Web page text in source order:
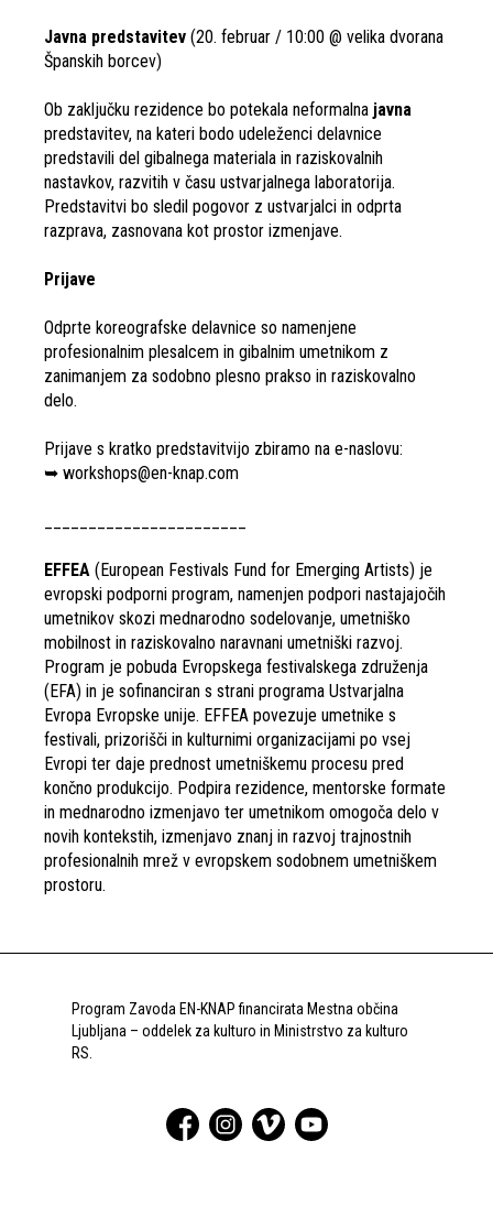
Javna predstavitev (20. februar / 10:00 @ velika dvorana
Španskih borcev)
Ob zaključku rezidence bo potekala neformalna javna
predstavitev, na kateri bodo udeleženci delavnice
predstavili del gibalnega materiala in raziskovalnih
nastavkov, razvitih v času ustvarjalnega laboratorija.
Predstavitvi bo sledil pogovor z ustvarjalci in odprta
razprava, zasnovana kot prostor izmenjave.
Prijave
Odprte koreografske delavnice so namenjene
profesionalnim plesalcem in gibalnim umetnikom z
zanimanjem za sodobno plesno prakso in raziskovalno
delo.
Prijave s kratko predstavitvijo zbiramo na e-naslovu:
➥ workshops@en-knap.com
EFFEA (European Festivals Fund for Emerging Artists) je
evropski podporni program, namenjen podpori nastajajočih
umetnikov skozi mednarodno sodelovanje, umetniško
mobilnost in raziskovalno naravnani umetniški razvoj.
Program je pobuda Evropskega festivalskega združenja
(EFA) in je sofinanciran s strani programa Ustvarjalna
Evropa Evropske unije. EFFEA povezuje umetnike s
festivali, prizorišči in kulturnimi organizacijami po vsej
Evropi ter daje prednost umetniškemu procesu pred
končno produkcijo. Podpira rezidence, mentorske formate
in mednarodno izmenjavo ter umetnikom omogoča delo v
novih kontekstih, izmenjavo znanj in razvoj trajnostnih
profesionalnih mrež v evropskem sodobnem umetniškem
prostoru.
Program Zavoda EN-KNAP financirata Mestna občina
Ljubljana – oddelek za kulturo in Ministrstvo za kulturo
RS.